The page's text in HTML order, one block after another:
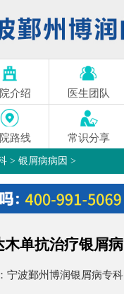
介绍 医生团队
路线 常识分享
> 银屑病病因 >
木单抗治疗银屑病
宁波鄞州博润银屑病专科